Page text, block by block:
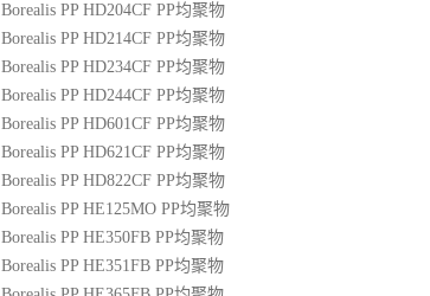
Borealis PP HD204CF PP均聚物
Borealis PP HD214CF PP均聚物
Borealis PP HD234CF PP均聚物
Borealis PP HD244CF PP均聚物
Borealis PP HD601CF PP均聚物
Borealis PP HD621CF PP均聚物
Borealis PP HD822CF PP均聚物
Borealis PP HE125MO PP均聚物
Borealis PP HE350FB PP均聚物
Borealis PP HE351FB PP均聚物